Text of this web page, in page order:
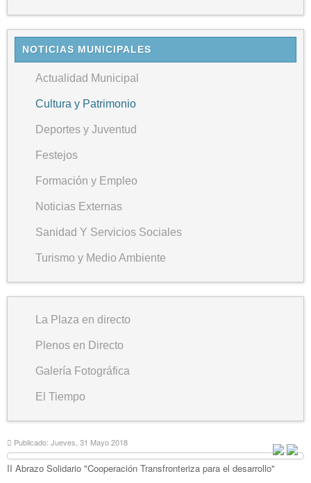
NOTICIAS MUNICIPALES
Actualidad Municipal
Cultura y Patrimonio
Deportes y Juventud
Festejos
Formación y Empleo
Noticias Externas
Sanidad Y Servicios Sociales
Turismo y Medio Ambiente
La Plaza en directo
Plenos en Directo
Galería Fotográfica
El Tiempo
Publicado: Jueves, 31 Mayo 2018
II Abrazo Solidario "Cooperación Transfronteriza para el desarrollo"